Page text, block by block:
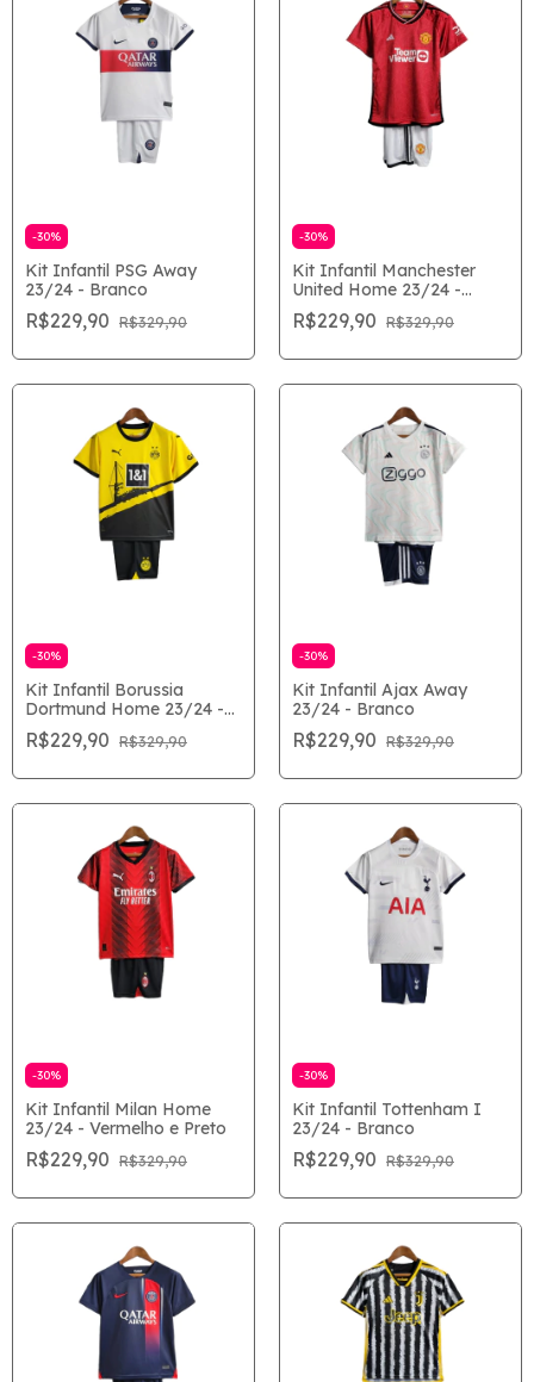
-30%
Kit Infantil PSG Away
23/24 - Branco
R$229,90 R$329,90
-30%
Kit Infantil Manchester
United Home 23/24 -
Vermelho
R$229,90 R$329,90
-30%
Kit Infantil Borussia
Dortmund Home 23/24 -
Amarelo e Preto
R$229,90 R$329,90
-30%
Kit Infantil Ajax Away
23/24 - Branco
R$229,90 R$329,90
-30%
Kit Infantil Milan Home
23/24 - Vermelho e Preto
R$229,90 R$329,90
-30%
Kit Infantil Tottenham I
23/24 - Branco
R$229,90 R$329,90